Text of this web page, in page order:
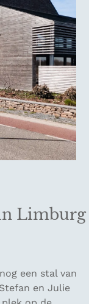
Limburg
een stal van
en Julie